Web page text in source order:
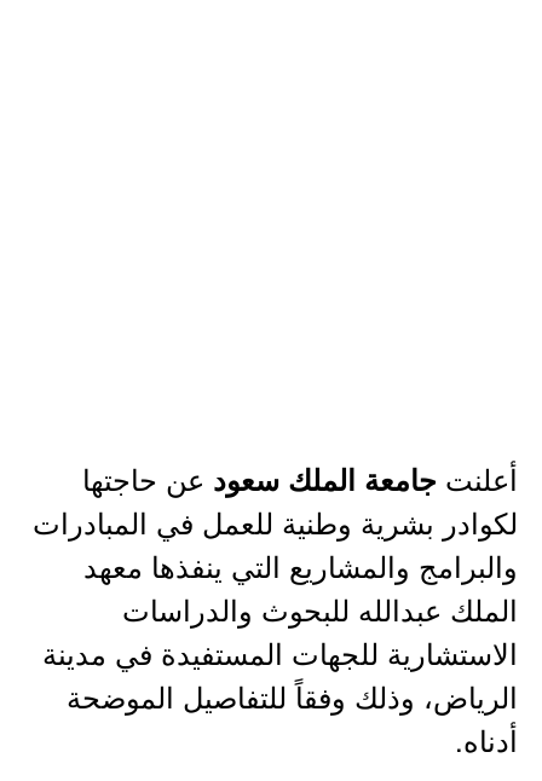
أعلنت جامعة الملك سعود عن حاجتها
لكوادر بشرية وطنية للعمل في المبادرات
والبرامج والمشاريع التي ينفذها معهد
الملك عبدالله للبحوث والدراسات
الاستشارية للجهات المستفيدة في مدينة
الرياض، وذلك وفقاً للتفاصيل الموضحة
أدناه.